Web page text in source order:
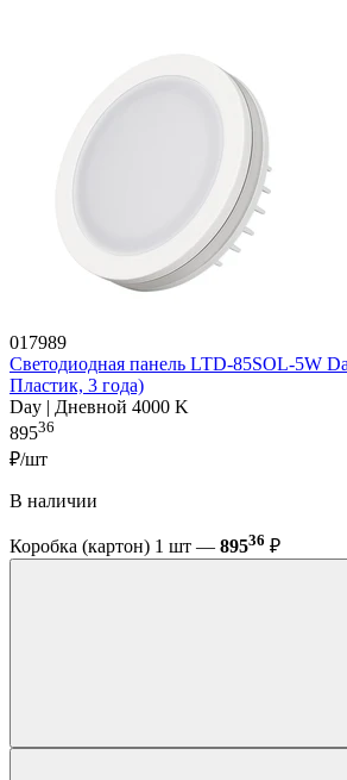
017989
Светодиодная панель LTD-85SOL-5W
Пластик, 3 года)
Day | Дневной 4000 K
89536
₽/шт
В наличии
Коробка (картон) 1 шт — 89536 ₽